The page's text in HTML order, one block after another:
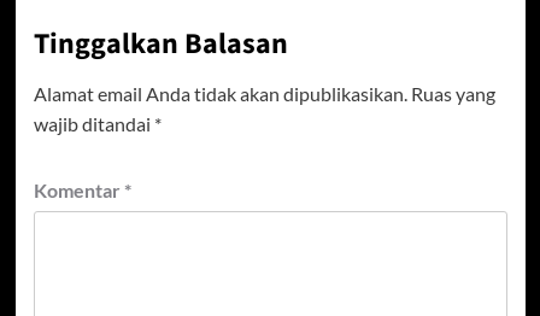
Tinggalkan Balasan
Alamat email Anda tidak akan dipublikasikan. Ruas yang
wajib ditandai *
Komentar *